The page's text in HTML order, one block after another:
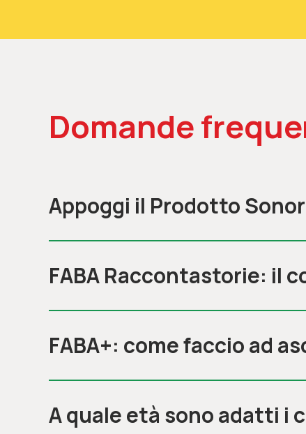
Domande
Appoggi il Prodotto
FABA Raccontastorie: il
FABA+: come faccio ad
A quale età sono adatti i